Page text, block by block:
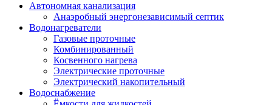
Автономная канализация
Анаэробный энергонезависимый септик
Водонагреватели
Газовые проточные
Комбинированный
Косвенного нагрева
Электрические проточные
Электрический накопительный
Водоснабжение